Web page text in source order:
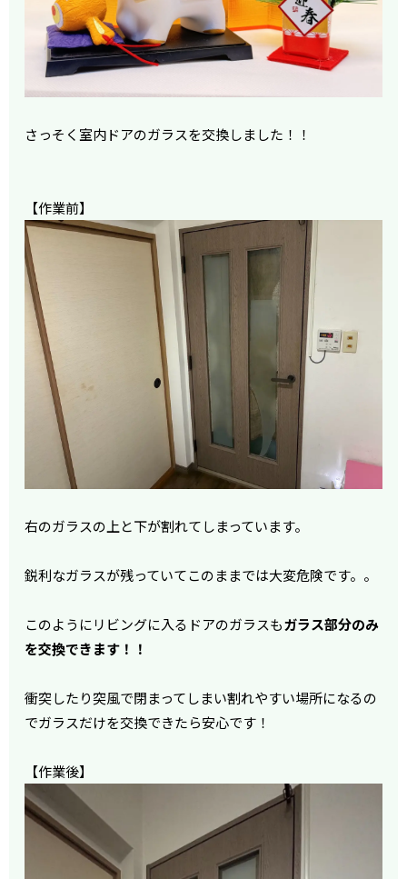
さっそく室内ドアのガラスを交換しました！！
【作業前】
右のガラスの上と下が割れてしまっています。
鋭利なガラスが残っていてこのままでは大変危険です。。
このようにリビングに入るドアのガラスもガラス部分のみ
を交換できます！！
衝突したり突風で閉まってしまい割れやすい場所になるの
でガラスだけを交換できたら安心です！
【作業後】